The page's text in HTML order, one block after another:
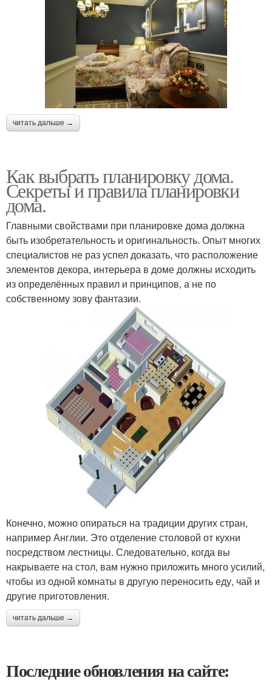
читать дальше →
Как выбрать планировку дома.
Секреты и правила планировки
дома.
Главными свойствами при планировке дома должна
быть изобретательность и оригинальность. Опыт многих
специалистов не раз успел доказать, что расположение
элементов декора, интерьера в доме должны исходить
из определённых правил и принципов, а не по
собственному зову фантазии.
Конечно, можно опираться на традиции других стран,
например Англии. Это отделение столовой от кухни
посредством лестницы. Следовательно, когда вы
накрываете на стол, вам нужно приложить много усилий,
чтобы из одной комнаты в другую переносить еду, чай и
другие приготовления.
читать дальше →
Последние обновления на сайте: